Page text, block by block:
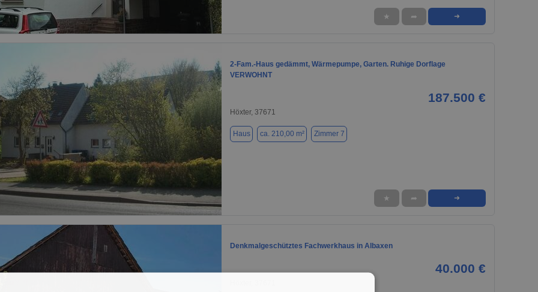
1 / 19
★ ➦ ➜
1 / 10
2-Fam.-Haus gedämmt, Wärmepumpe, Garten. Ruhige Dorflage
VERWOHNT
187.500 €
Höxter, 37671
Haus ca. 210,00 m² Zimmer 7
★ ➦ ➜
Denkmalgeschütztes Fachwerkhaus in Albaxen
40.000 €